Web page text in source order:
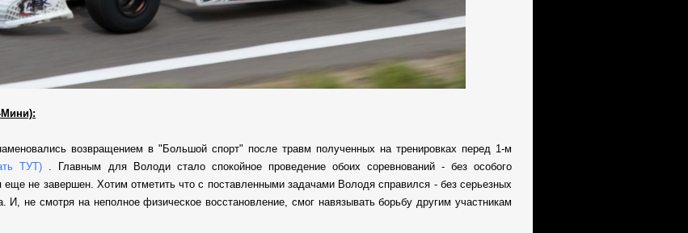
возвращением в "Большой спорт" после травм полученных на тренировках перед 1-м
ТУТ) . Главным для Володи стало спокойное проведение обоих соревнований - без особого
еще не завершен. Хотим отметить что с поставленными задачами Володя справился - без серьезных
И, не смотря на неполное физическое восстановление, смог навязывать борьбу другим участникам